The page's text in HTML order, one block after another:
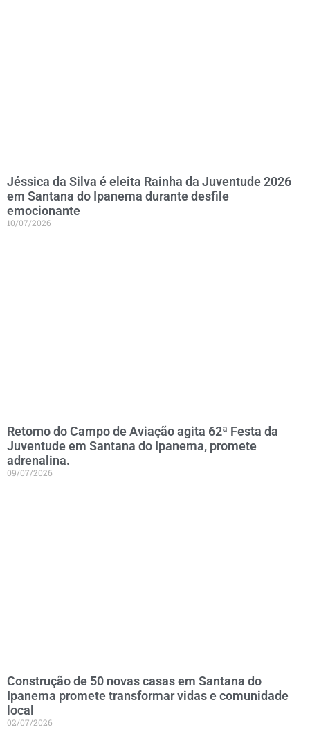
Jéssica da Silva é eleita Rainha da Juventude 2026
em Santana do Ipanema durante desfile
emocionante
10/07/2026
Retorno do Campo de Aviação agita 62ª Festa da
Juventude em Santana do Ipanema, promete
adrenalina.
09/07/2026
Construção de 50 novas casas em Santana do
Ipanema promete transformar vidas e comunidade
local
02/07/2026